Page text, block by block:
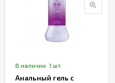
В наличии: 1 шт.
Анальный гель с